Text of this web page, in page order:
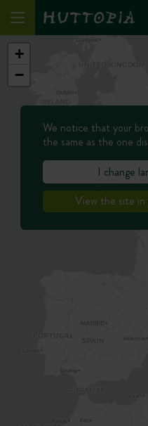
+
−
We notice that your
the same as the one
I change
View the site in